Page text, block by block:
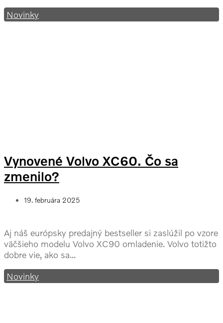
Novinky
Vynovené Volvo XC60. Čo sa
zmenilo?
19. februára 2025
Aj náš európsky predajný bestseller si zaslúžil po vzore
väčšieho modelu Volvo XC90 omladenie. Volvo totižto
dobre vie, ako sa...
Novinky